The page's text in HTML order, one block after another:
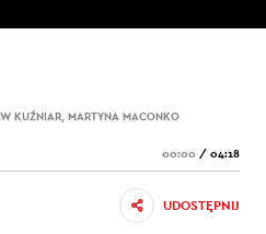
KUŹNIAR, MARTYNA MACONKO
00:00 / 04:18
UDOSTĘPNIJ